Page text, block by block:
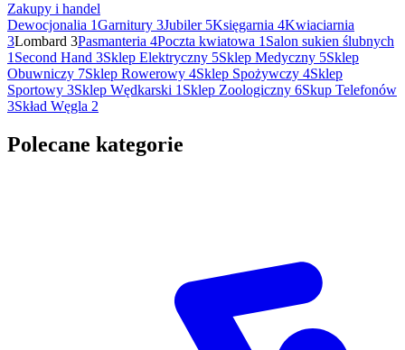
Zakupy i handel
Dewocjonalia 1Garnitury 3Jubiler 5Księgarnia 4Kwiaciarnia
3Lombard 3Pasmanteria 4Poczta kwiatowa 1 Salon sukien ślubnych
1 Second Hand 3Sklep Elektryczny 5Sklep Medyczny 5Sklep
Obuwniczy 7Sklep Rowerowy 4Sklep Spożywczy 4Sklep
Sportowy 3Sklep Wędkarski 1 Sklep Zoologiczny 6Skup Telefonów
3Skład Węgla 2
Polecane kategorie